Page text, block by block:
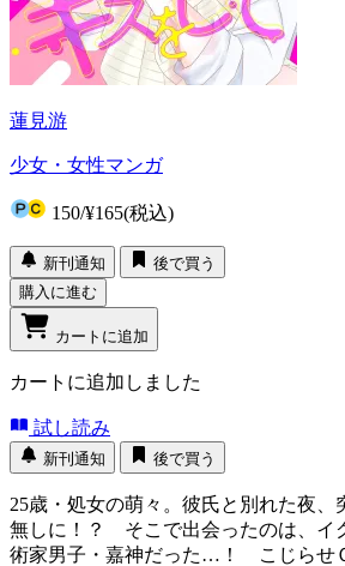
蓮見游
少女・女性マンガ
150/¥165(税込)
新刊通知
後で買う
購入に進む
カートに追加
カートに追加しました
試し読み
新刊通知 後で買う
25歳・処女の萌々。彼氏と別れた夜、
無しに！？ そこで出会ったのは、イ
術家男子・嘉神だった…！ こじらせ